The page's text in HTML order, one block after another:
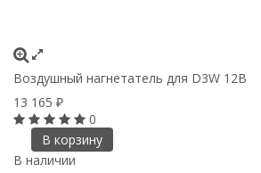
Воздушный нагнетатель для D3W 12В
13 165 ₽
0
В корзину
В наличии